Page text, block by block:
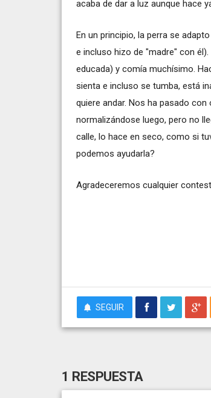
acaba de dar a luz aunque hace
En un principio, la perra se
e incluso hizo de "madre" con
educada) y comía muchísimo.
sienta e incluso se tumba, está
quiere andar. Nos ha pasado
normalizándose luego, pero no
calle, lo hace en seco, como si
podemos ayudarla?
Agradeceremos cualquier
SEGUIR
1 RESPUESTA